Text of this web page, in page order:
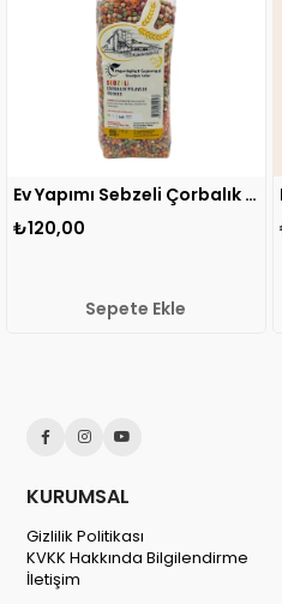
Ev Yapımı Sebzeli Çorbalık Pilavlık Kuskus 500 gr 1 ADET
Sepete Ekle
₺120,00
KURUMSAL
Gizlilik Politikası
KVKK Hakkında Bilgilendirme
İletişim